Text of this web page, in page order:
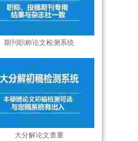
期刊职称论文检测系统
大分解论文查重